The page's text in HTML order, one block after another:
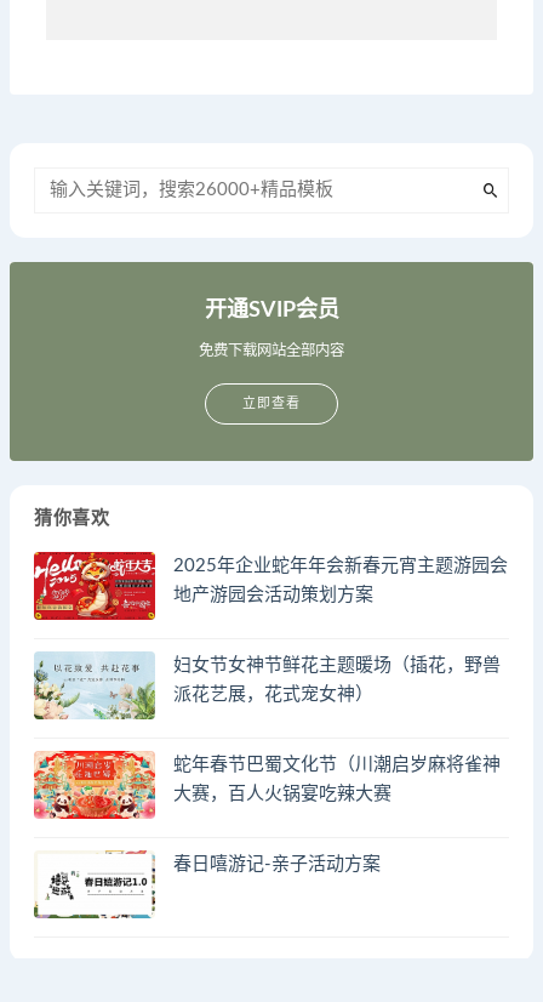
开通SVIP会员
免费下载网站全部内容
立即查看
猜你喜欢
2025年企业蛇年年会新春元宵主题游园会
地产游园会活动策划方案
妇女节女神节鲜花主题暖场（插花，野兽
派花艺展，花式宠女神）
蛇年春节巴蜀文化节（川潮启岁麻将雀神
大赛，百人火锅宴吃辣大赛
春日嘻游记-亲子活动方案